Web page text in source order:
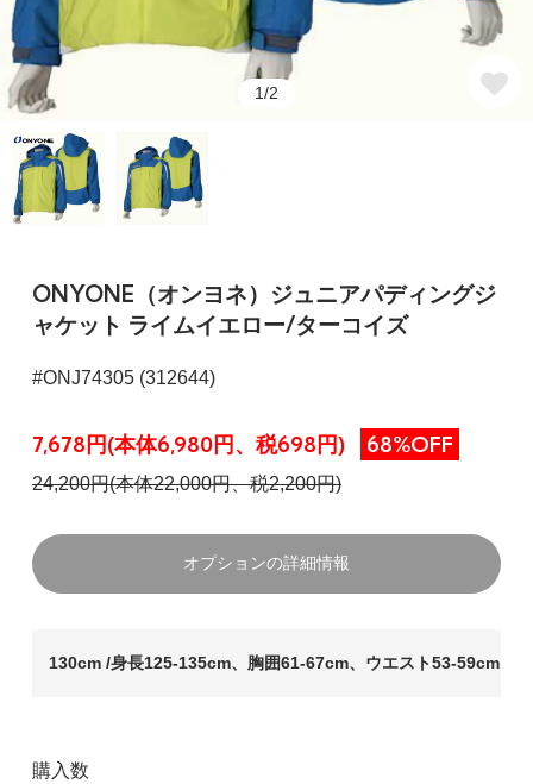
1/2
ONYONE（オンヨネ）ジュニアパディングジ
ャケット ライムイエロー/ターコイズ
#ONJ74305 (312644)
7,678円(本体6,980円、税698円) 68%OFF
24,200円(本体22,000円、税2,200円)
オプションの詳細情報
130cm /身長125-135cm、胸囲61-67cm、ウエスト53-59cm
購入数